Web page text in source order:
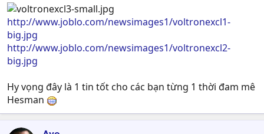
http://www.joblo.com/newsimages1/voltronexcl1-
big.jpg
http://www.joblo.com/newsimages1/voltronexcl2-
big.jpg
Hy vọng đây là 1 tin tốt cho các bạn từng 1 thời đam mê
Hesman